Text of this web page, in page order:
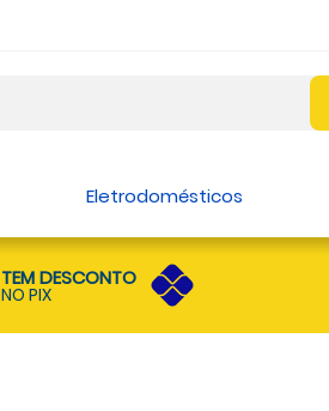
Eletrodomésticos
TEM DESCONTO
NO PIX